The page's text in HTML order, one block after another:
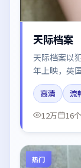
天际档案
天际档案以
年上映，英
妮、白宇、
一，配乐与
高清
流
12万
16
热门